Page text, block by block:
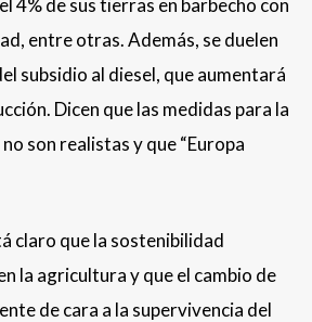
4% de sus tierras en barbecho con
entre otras. Además, se duelen
subsidio al diesel, que aumentará
Dicen que las medidas para la
son realistas y que “Europa
claro que la sostenibilidad
la agricultura y que el cambio de
de cara a la supervivencia del